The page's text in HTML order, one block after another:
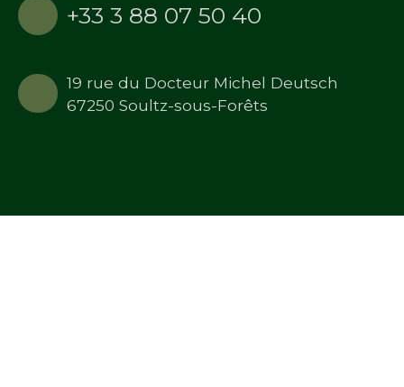
+33 3 88 07 50 40
19 rue du Docteur Michel Deutsch
67250 Soultz-sous-Forêts